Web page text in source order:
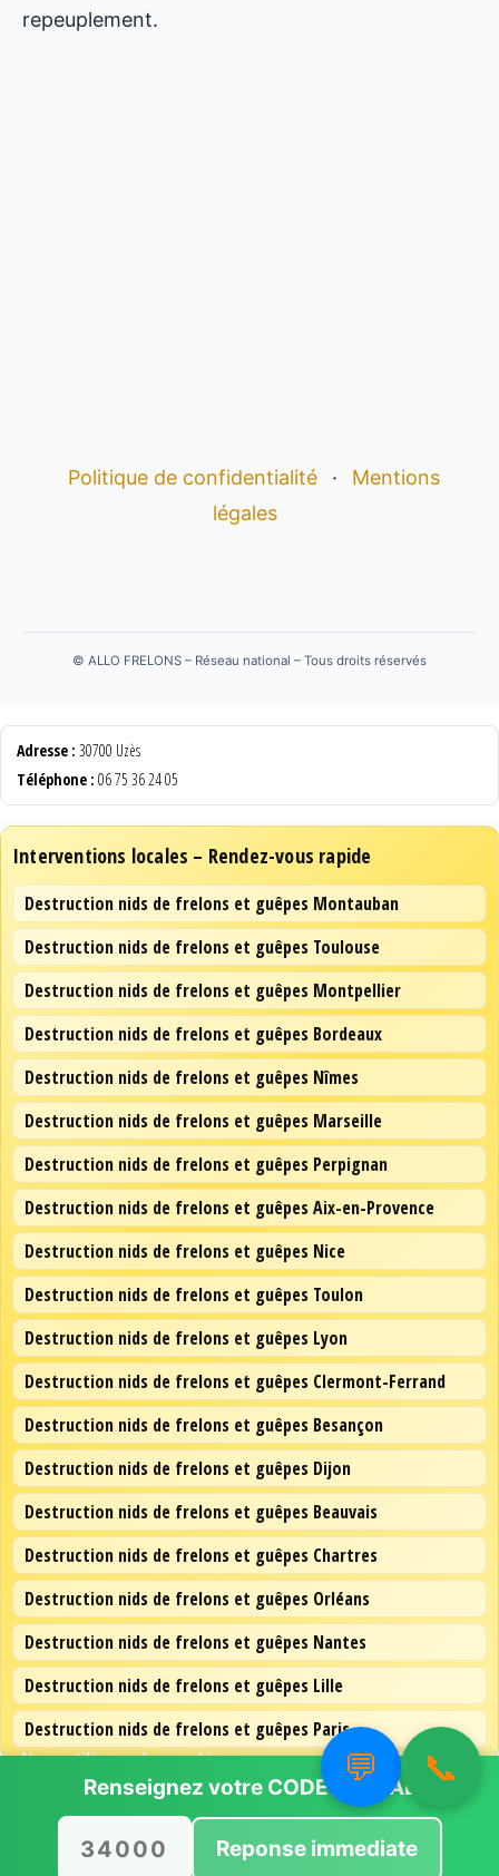
Nous utilisons des cookies pour vous offrir la meilleure
expérience sur notre site.
Vous pouvez en savoir plus sur les cookies que nous
utilisons ou les désactiver dansparamètres.
Accepter Rejeter
repeuplement.
Politique de confidentialité ·
Mentions
légales
© ALLO FRELONS – Réseau national – Tous droits réservés
Adresse : 30700 Uzès
Téléphone : 06 75 36 24 05
Interventions locales – Rendez-vous rapide
Destruction nids de frelons et guêpes Montauban
Destruction nids de frelons et guêpes Toulouse
Destruction nids de frelons et guêpes Montpellier
Destruction nids de frelons et guêpes Bordeaux
Destruction nids de frelons et guêpes Nîmes
Destruction nids de frelons et guêpes Marseille
Destruction nids de frelons et guêpes Perpignan
Destruction nids de frelons et guêpes Aix-en-Provence
Destruction nids de frelons et guêpes Nice
Destruction nids de frelons et guêpes Toulon
Destruction nids de frelons et guêpes Lyon
Destruction nids de frelons et guêpes Clermont-Ferrand
Destruction nids de frelons et guêpes Besançon
Destruction nids de frelons et guêpes Dijon
Destruction nids de frelons et guêpes Beauvais
Destruction nids de frelons et guêpes Chartres
Destruction nids de frelons et guêpes Orléans
Destruction nids de frelons et guêpes Nantes
Destruction nids de frelons et guêpes Lille
Destruction nids de frelons et guêpes Paris
💬 📞
Renseignez votre CODE POSTAL
Reponse immediate